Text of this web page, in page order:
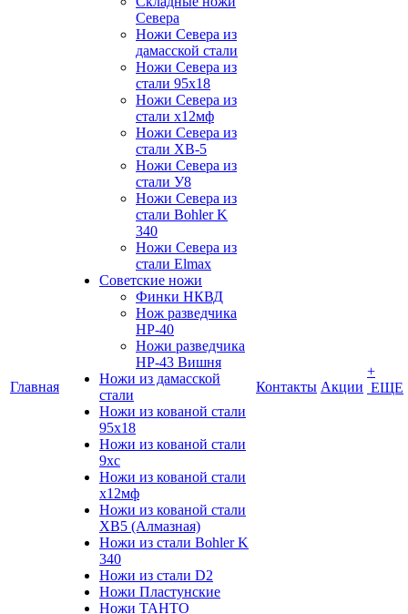
Главная
Севера
Ножи Севера из
дамасской стали
Ножи Севера из
стали 95х18
Ножи Севера из
стали х12мф
Ножи Севера из
стали ХВ-5
Ножи Севера из
стали У8
Ножи Севера из
стали Bohler K
340
Ножи Севера из
стали Elmax
Советские ножи
Финки НКВД
Нож разведчика
НР-40
Ножи разведчика
НР-43 Вишня
Ножи из дамасской
стали
Ножи из кованой стали
95х18
Ножи из кованой стали
9хс
Ножи из кованой стали
х12мф
Ножи из кованой стали
ХВ5 (Алмазная)
Ножи из стали Bohler K
340
Ножи из стали D2
Ножи Пластунские
Ножи ТАНТО
Контакты Акции
+
ЕЩЕ